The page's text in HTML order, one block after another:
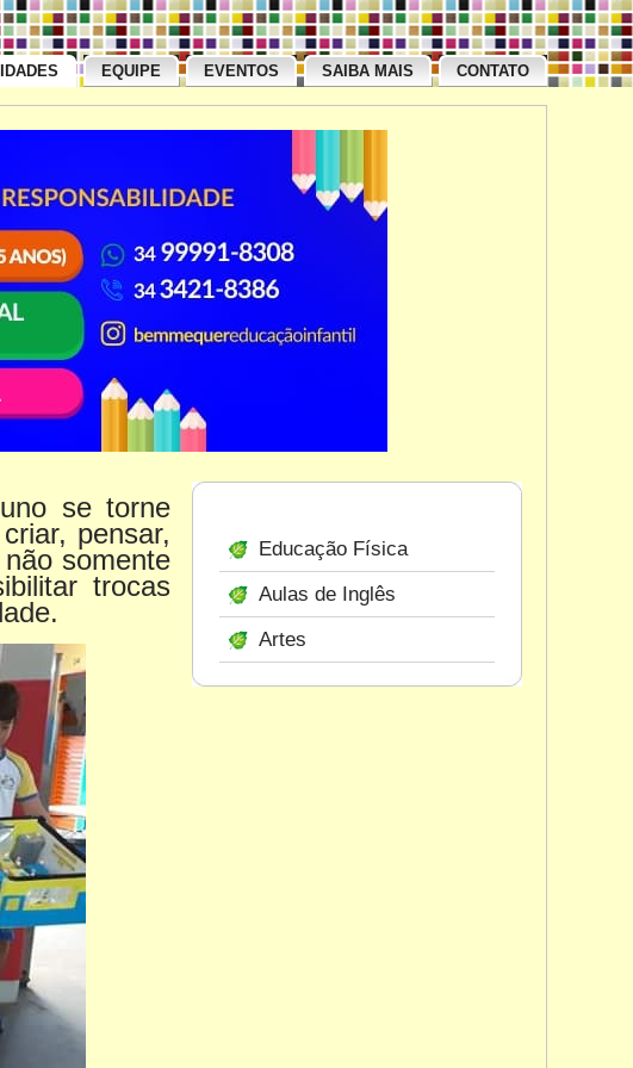
EQUIPE EVENTOS SAIBA MAIS CONTATO
Educação Física
Aulas de Inglês
Artes
se torne
pensar,
somente
trocas